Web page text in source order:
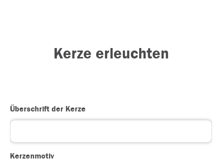
Kerze erleuchten
Überschrift der Kerze
Kerzenmotiv